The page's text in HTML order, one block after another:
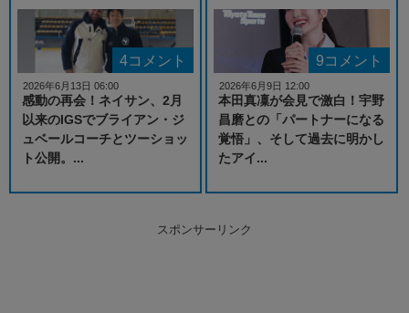
4コメント
感動の再会！ネイサン、2月
以来のIGSでブライアン・ジ
ュベールコーチとツーショッ
ト公開。...
2026年6月13日 06:00
9コメント
本田真凜が会見で激白！宇野
昌磨との「パートナーになる
覚悟」、そして過去に明かし
たアイ...
2026年6月9日 12:00
スポンサーリンク